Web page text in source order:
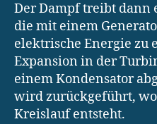
Der Dampf treibt dann
die mit einem
elektrische Energie zu
Expansion in der
einem Kondensator
wird zurückgeführt,
Kreislauf entsteht.